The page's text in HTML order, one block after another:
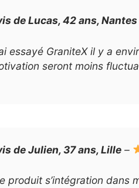
de Lucas, 42 ans, Nantes
essayé GraniteX il y a
seront moins
de Julien, 37 ans, Lille–
produit s’intégration dans